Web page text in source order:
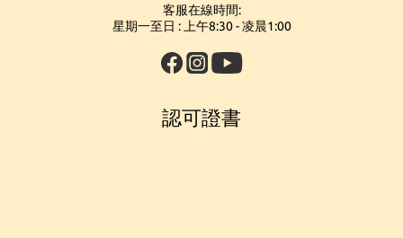
客服在線時間:
星期一至日 : 上午8:30 - 凌晨1:00
認可證書